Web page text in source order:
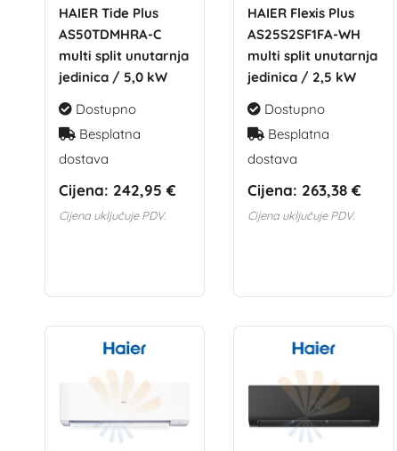
HAIER Tide Plus
AS50TDMHRA-C
multi split unutarnja
jedinica / 5,0 kW
Dostupno
Besplatna
dostava
Cijena: 242,95 €
Cijena uključuje PDV.
HAIER Flexis Plus
AS25S2SF1FA-WH
multi split unutarnja
jedinica / 2,5 kW
Dostupno
Besplatna
dostava
Cijena: 263,38 €
Cijena uključuje PDV.